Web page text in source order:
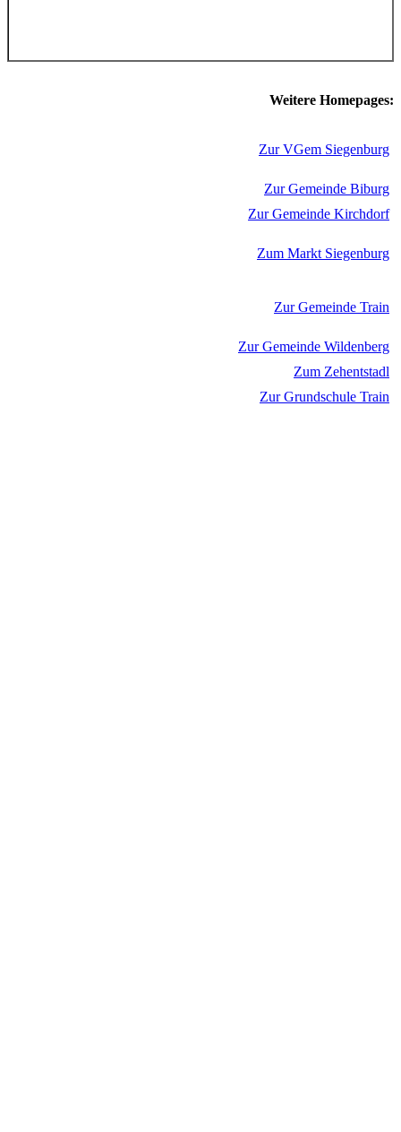
Weitere Homepages:
Zur VGem Siegenburg
Zur Gemeinde Biburg
Zur Gemeinde Kirchdorf
Zum Markt Siegenburg
Zur Gemeinde Train
Zur Gemeinde Wildenberg
Zum Zehentstadl
Zur Grundschule Train